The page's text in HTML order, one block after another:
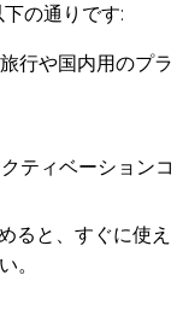
の通りです:
行や国内用のプラ
ティベーションコ
ると、すぐに使え
。